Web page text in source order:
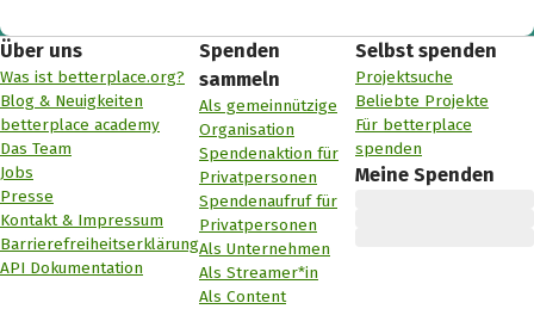
Über uns
Was ist betterplace.org?
Blog & Neuigkeiten
betterplace academy
Das Team
Jobs
Presse
Kontakt & Impressum
Barrierefreiheitserklärung
API Dokumentation
Spenden
sammeln
Als gemeinnützige
Organisation
Spendenaktion für
Privatpersonen
Spendenaufruf für
Privatpersonen
Als Unternehmen
Als Streamer*in
Als Content
Selbst spenden
Projektsuche
Beliebte Projekte
Für betterplace
spenden
Meine Spenden